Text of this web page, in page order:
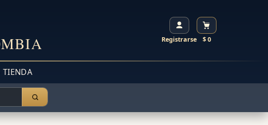
Registrarse $ 0
TIENDA